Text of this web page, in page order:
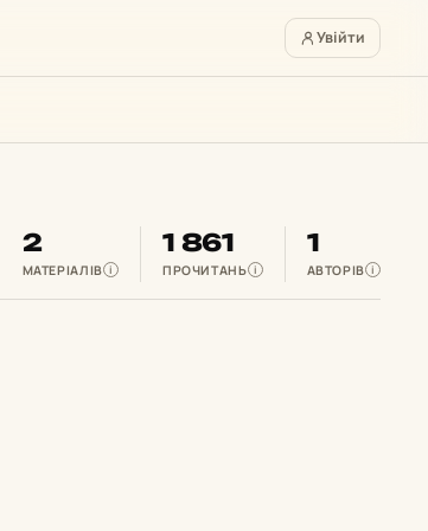
Увійти
2
МАТЕРІАЛІВ i
1 861
ПРОЧИТАНЬ i
1
АВТОРІВ i